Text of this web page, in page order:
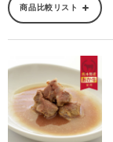
商品比較リスト